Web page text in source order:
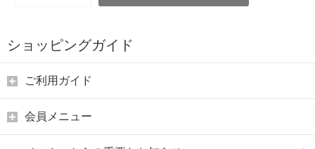
ショッピングガイド
ご利用ガイド
会員メニュー